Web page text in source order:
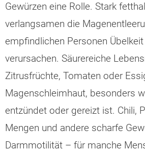
Gewürzen eine Rolle. Stark
verlangsamen die
empfindlichen Personen
verursachen. Säurereiche
Zitrusfrüchte, Tomaten oder
Magenschleimhaut, besonders
entzündet oder gereizt ist. Chili,
Mengen und andere scharfe
Darmmotilität – für manche